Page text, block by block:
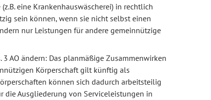
eine Krankenhauswäscherei) in rechtlich
sein können, wenn sie nicht selbst einen
nur Leistungen für andere gemeinnützige
AO ändern: Das planmäßige Zusammenwirken
Körperschaft gilt künftig als
können sich dadurch arbeitsteilig
die Ausgliederung von Serviceleistungen in